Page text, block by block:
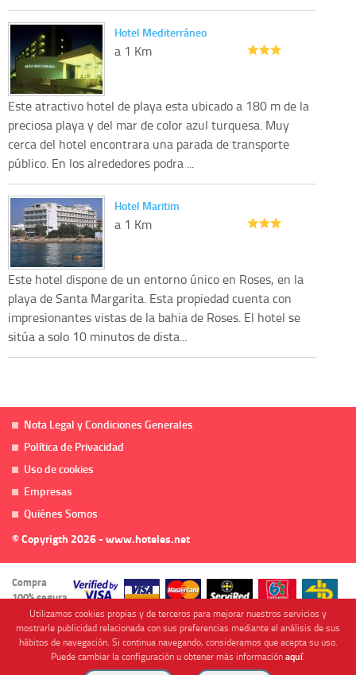
Hotel Mediterráneo
a 1 Km
Este atractivo hotel de playa esta ubicado a 180 m de la
preciosa playa y del mar de color azul turquesa. Muy
cerca del hotel encontrara una parada de transporte
público. En los alrededores podra ...
Hotel Maritim
a 1 Km
Este hotel dispone de un entorno único en Roses, en la
playa de Santa Margarita. Esta propiedad cuenta con
impresionantes vistas de la bahia de Roses. El hotel se
sitúa a solo 10 minutos de dista...
Nota Legal y Condiciones Generales
Política de Privacidad
Uso de cookies
Empresas
Quiénes Somos
© Copyrigth 2026 - www.hoteles.net
Compra
100% segura
Utilizamos cookies propias y de terceros para mejorar nuestros servicios y
mostrarle publicidad relacionada con sus preferencias mediante el análisis de sus
hábitos de navegación. Si continua navegando, consideramos que acepta su uso.
Puede cambiar la configuración u obtener más informaciónaquí.